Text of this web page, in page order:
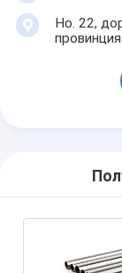
Но. 22,